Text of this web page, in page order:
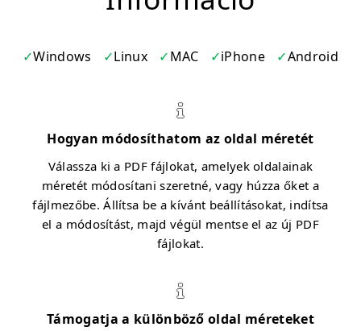
Windows Linux MAC iPhone Android
Hogyan módosíthatom az oldal méretét
Válassza ki a PDF fájlokat, amelyek oldalainak
méretét módosítani szeretné, vagy húzza őket a
fájlmezőbe. Állítsa be a kívánt beállításokat, indítsa
el a módosítást, majd végül mentse el az új PDF
fájlokat.
Támogatja a különböző oldal méreteket